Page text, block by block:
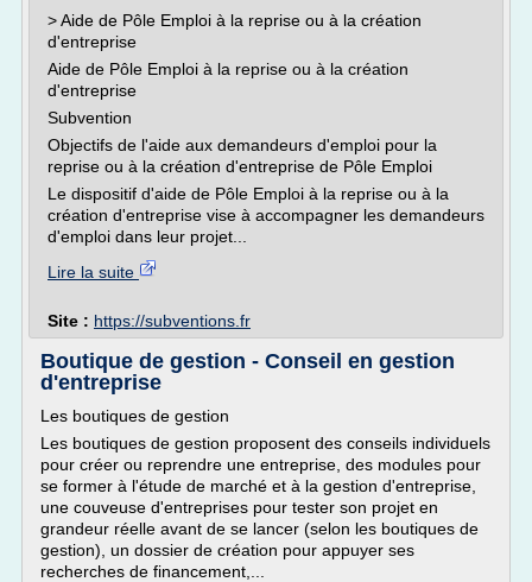
> Aide de Pôle Emploi à la reprise ou à la création
d'entreprise
Aide de Pôle Emploi à la reprise ou à la création
d'entreprise
Subvention
Objectifs de l'aide aux demandeurs d'emploi pour la
reprise ou à la création d'entreprise de Pôle Emploi
Le dispositif d'aide de Pôle Emploi à la reprise ou à la
création d'entreprise vise à accompagner les demandeurs
d'emploi dans leur projet...
Lire la suite
Site : https://subventions.fr
Boutique de gestion - Conseil en gestion
d'entreprise
Les boutiques de gestion
Les boutiques de gestion proposent des conseils individuels
pour créer ou reprendre une entreprise, des modules pour
se former à l'étude de marché et à la gestion d'entreprise,
une couveuse d'entreprises pour tester son projet en
grandeur réelle avant de se lancer (selon les boutiques de
gestion), un dossier de création pour appuyer ses
recherches de financement,...